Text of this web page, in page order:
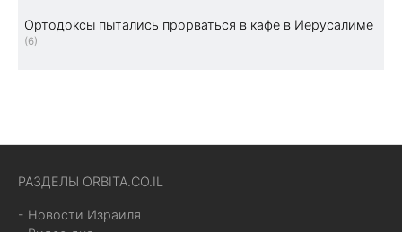
Ортодоксы пытались прорваться в кафе в Иерусалиме
(6)
РАЗДЕЛЫ ORBITA.CO.IL
- Новости Израиля